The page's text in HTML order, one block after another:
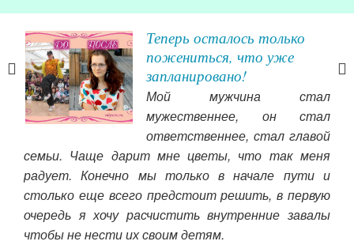
Теперь осталось только
пожениться, что уже
запланировано!
Мой мужчина стал
мужественнее, он стал
ответственнее, стал главой
семьи. Чаще дарит мне цветы, что так меня
радует. Конечно мы только в начале пути и
столько еще всего предстоит решить, в первую
очередь я хочу расчистить внутренние завалы
чтобы не нести их своим детям.